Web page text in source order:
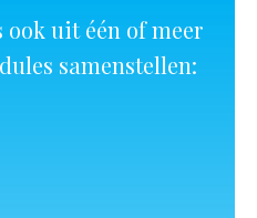
ook uit één of meer
samenstellen: